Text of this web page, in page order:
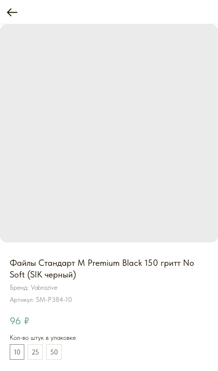
Файлы Стандарт M Premium Black 150 гритт No
Soft (SIK черный)
Бренд: Vabrazive
Артикул: SM-P384-10
96 ₽
Кол-во штук в упаковке
10
25 50